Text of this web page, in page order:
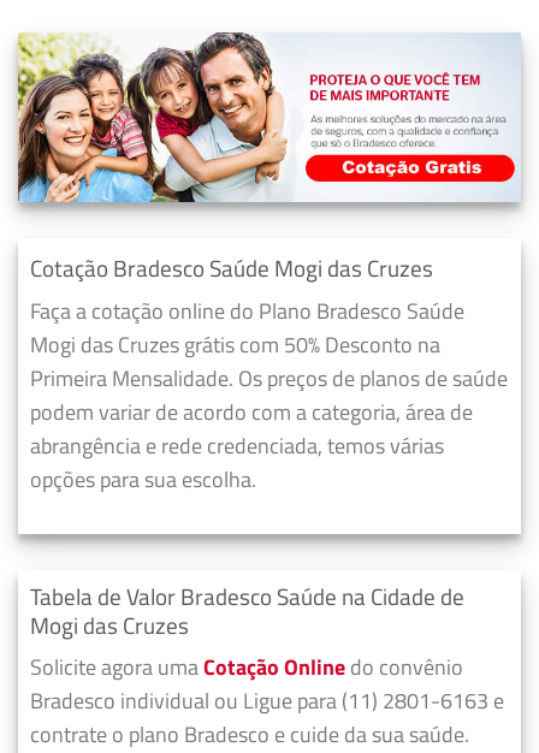
Cotação Bradesco Saúde Mogi das Cruzes
Faça a cotação online do Plano Bradesco Saúde
Mogi das Cruzes grátis com 50% Desconto na
Primeira Mensalidade. Os preços de planos de saúde
podem variar de acordo com a categoria, área de
abrangência e rede credenciada, temos várias
opções para sua escolha.
Tabela de Valor Bradesco Saúde na Cidade de
Mogi das Cruzes
Solicite agora umaCotação Onlinedo convênio
Bradesco individual ou Ligue para (11) 2801-6163 e
contrate o plano Bradesco e cuide da sua saúde.